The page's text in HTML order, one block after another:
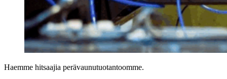
Haemme hitsaajia perävaunutuotantoomme.